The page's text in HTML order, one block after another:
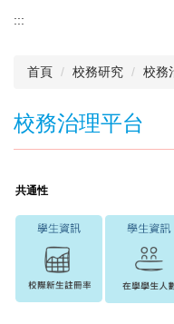
:::
首頁 校務研究 校務
校務治理平台
共通性